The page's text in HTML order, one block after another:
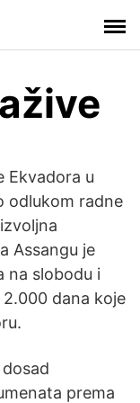
Ekvadora u
odlukom radne
Assangu je
na slobodu i
dana koje
prema